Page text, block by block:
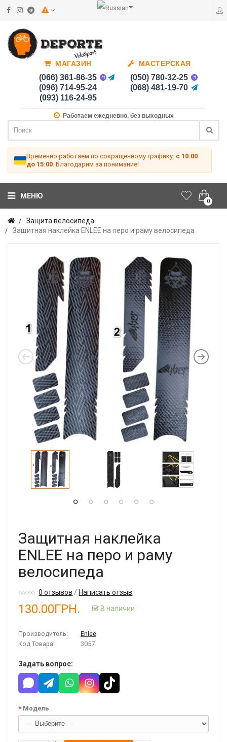
МАГАЗИН
(066) 361-86-35
(096) 714-95-24
(093) 116-24-95
МАСТЕРСКАЯ
(050) 780-32-25
(068) 481-19-70
Работаем ежедневно, без выходных
Временно работаем по сокращенному графику: с 10:00
до 15:00 . Благодарим за понимание!
0
МЕНЮ
Защита велосипеда
Защитная наклейка ENLEE на перо и раму велосипеда
Защитная наклейка
ENLEE на перо и раму
велосипеда
0 отзывов /Написать отзыв
130.00ГРН. В наличии
Производитель:
Enlee
Код Товара:
3057
Задать вопрос:
Модель